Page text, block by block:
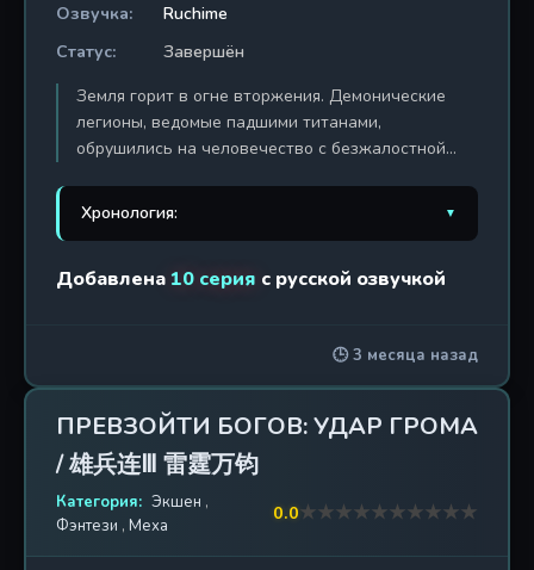
Озвучка:
Ruchime
Статус:
Завершён
Земля горит в огне вторжения. Демонические
легионы, ведомые падшими титанами,
обрушились на человечество с безжалостной
истребителей бессильны против живой тьмы, а
рождается новая надежда. Выпускники Академии
богами на поле боя. В третьем сезоне культовой
дунхуа "Превзойти богов" разворачивается
эпическое противостояние между порядком и
хаосом. Ангельские воители, спустившиеся с
небес, заключают хрупкий союз с людьми, чтобы
существа, доселе скрывавшиеся в тени, выходят
Хронология: ▼
броня
4. Превзойти богов: Чёрные
войска
5. Превзойти богов: Приход
Добавлена 10 серия с русской озвучкой
🕒 3 месяца назад
ПРЕВЗОЙТИ БОГОВ: УДАР ГРОМА
/ 雄兵连Ⅲ 雷霆万钧
Категория: Экшен ,
Фэнтези , Меха
0.0★★★★★★★★★★